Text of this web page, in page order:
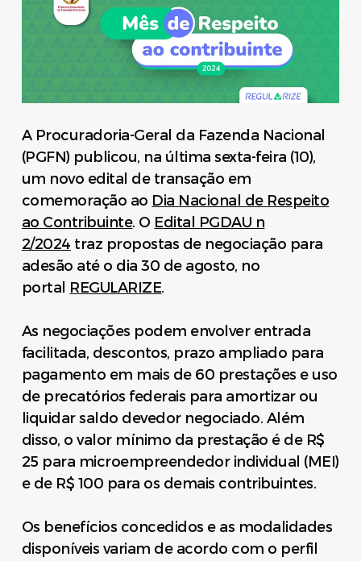
A Procuradoria-Geral da Fazenda Nacional
(PGFN) publicou, na última sexta-feira (10),
um novo edital de transação em
comemoração ao Dia Nacional de Respeito
ao Contribuinte. O Edital PGDAU n
2/2024 traz propostas de negociação para
adesão até o dia 30 de agosto, no
portal REGULARIZE.
As negociações podem envolver entrada
facilitada, descontos, prazo ampliado para
pagamento em mais de 60 prestações e uso
de precatórios federais para amortizar ou
liquidar saldo devedor negociado. Além
disso, o valor mínimo da prestação é de R$
25 para microempreendedor individual (MEI)
e de R$ 100 para os demais contribuintes.
Os benefícios concedidos e as modalidades
disponíveis variam de acordo com o perfil